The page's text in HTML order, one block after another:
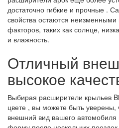
достаточно гибкие и прочные .
свойства остаются
факторов, таких как солнце,
и влажность.
Отличный
высокое
Выбирая расширители крыльев
цвете , вы можете быть уверены,
внешний вид вашего автомобиля